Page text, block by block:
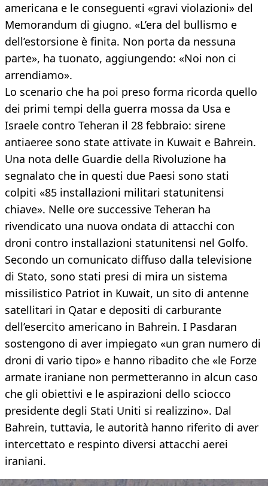
americana e le conseguenti «gravi violazioni» del
Memorandum di giugno. «L’era del bullismo e
dell’estorsione è finita. Non porta da nessuna
parte», ha tuonato, aggiungendo: «Noi non ci
arrendiamo».
Lo scenario che ha poi preso forma ricorda quello
dei primi tempi della guerra mossa da Usa e
Israele contro Teheran il 28 febbraio: sirene
antiaeree sono state attivate in Kuwait e Bahrein.
Una nota delle Guardie della Rivoluzione ha
segnalato che in questi due Paesi sono stati
colpiti «85 installazioni militari statunitensi
chiave». Nelle ore successive Teheran ha
rivendicato una nuova ondata di attacchi con
droni contro installazioni statunitensi nel Golfo.
Secondo un comunicato diffuso dalla televisione
di Stato, sono stati presi di mira un sistema
missilistico Patriot in Kuwait, un sito di antenne
satellitari in Qatar e depositi di carburante
dell’esercito americano in Bahrein. I Pasdaran
sostengono di aver impiegato «un gran numero di
droni di vario tipo» e hanno ribadito che «le Forze
armate iraniane non permetteranno in alcun caso
che gli obiettivi e le aspirazioni dello sciocco
presidente degli Stati Uniti si realizzino». Dal
Bahrein, tuttavia, le autorità hanno riferito di aver
intercettato e respinto diversi attacchi aerei
iraniani.